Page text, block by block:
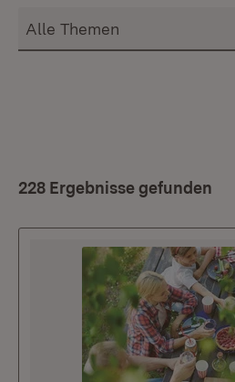
228 Ergebnisse gefunden